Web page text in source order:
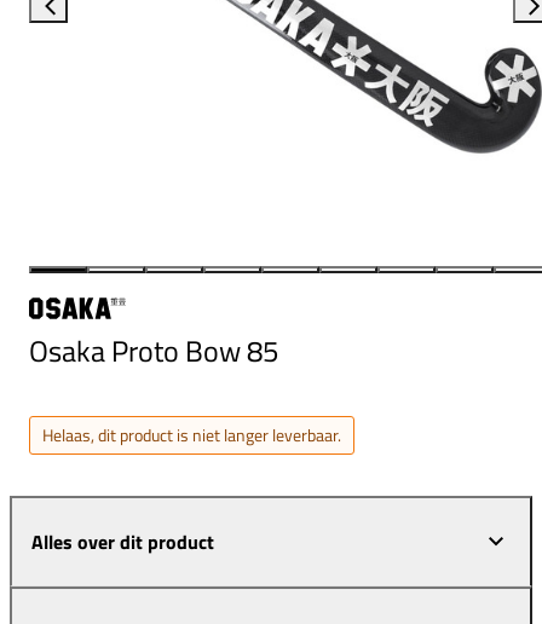
Osaka Proto Bow 85
Helaas, dit product is niet langer leverbaar.
Alles over dit product